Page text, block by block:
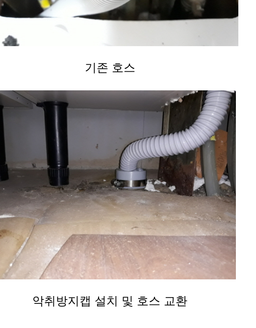
기존 호스
악취방지캡 설치 및 호스 교환